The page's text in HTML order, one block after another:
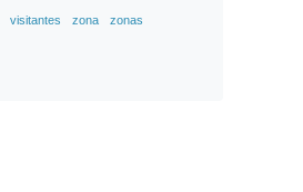
visitantes zona zonas